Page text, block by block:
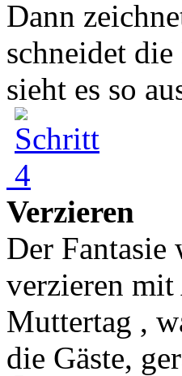
Dann
schneidet
sieht es so
Verzieren
Der Fantasie
verzieren mit
Muttertag ,
die Gäste,